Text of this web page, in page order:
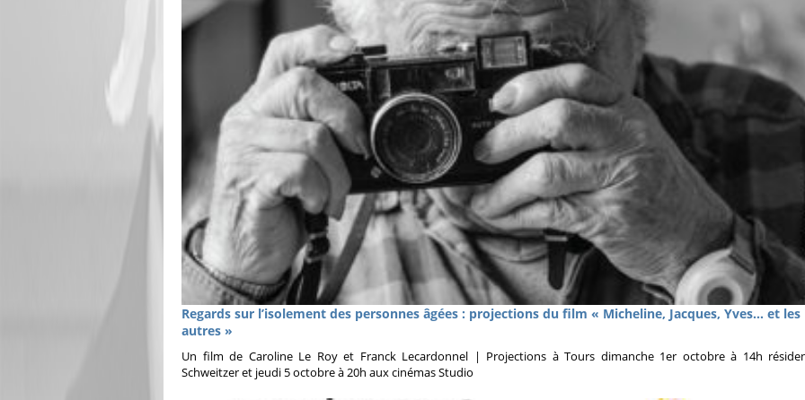
Regards sur l’isolement des personnes âgées : projections du film « Micheline, Jacques, Yves… et les
autres »
Un film de Caroline Le Roy et Franck Lecardonnel | Projections à Tours dimanche 1er octobre à 14h
Schweitzer et jeudi 5 octobre à 20h aux cinémas Studio